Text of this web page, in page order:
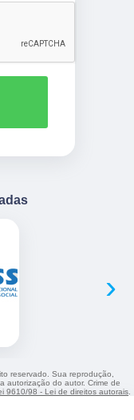
›
reservado. Sua reprodução,
autorização do autor. Crime de
9610/98 - Lei de direitos autorais.